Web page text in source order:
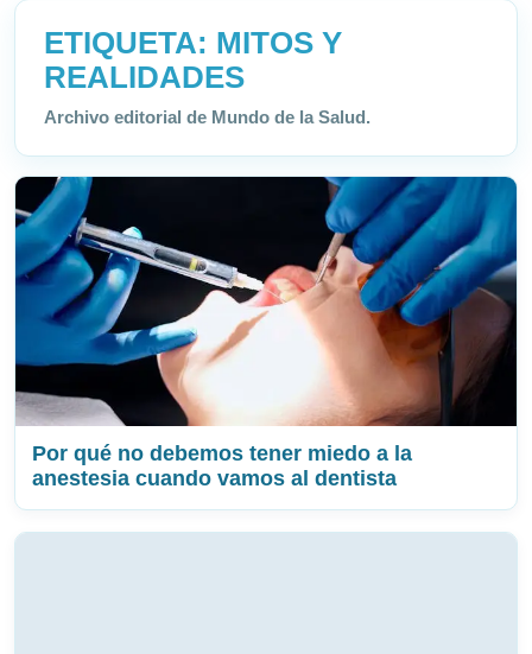
ETIQUETA: MITOS Y
REALIDADES
Archivo editorial de Mundo de la Salud.
Por qué no debemos tener miedo a la
anestesia cuando vamos al dentista